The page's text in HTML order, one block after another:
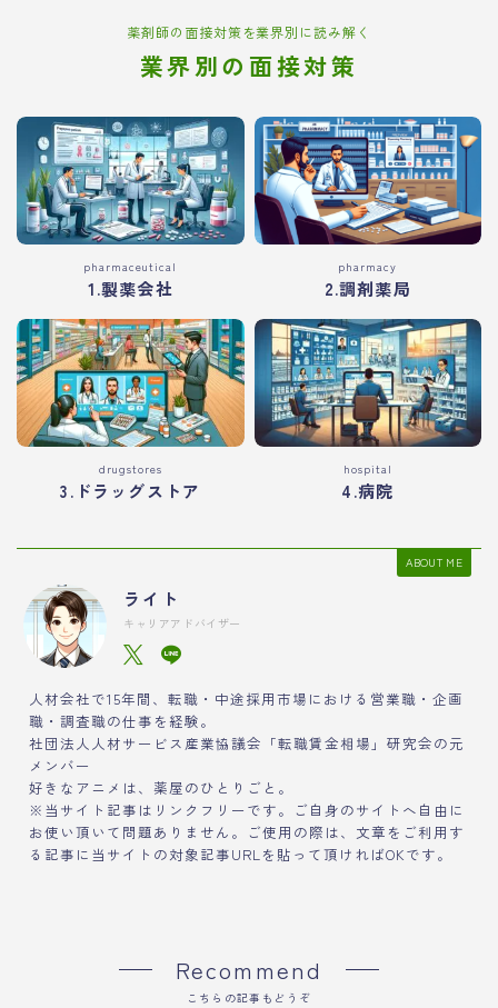
薬剤師の面接対策を業界別に読み解く
業界別の面接対策
pharmaceutical
1.製薬会社
pharmacy
2.調剤薬局
drugstores
3.ドラッグストア
hospital
4.病院
ABOUT ME
ライト
キャリアアドバイザー
人材会社で15年間、転職・中途採用市場における営業職・企画
職・調査職の仕事を経験。
社団法人人材サービス産業協議会「転職賃金相場」研究会の元
メンバー
好きなアニメは、薬屋のひとりごと。
※当サイト記事はリンクフリーです。ご自身のサイトへ自由に
お使い頂いて問題ありません。ご使用の際は、文章をご利用す
る記事に当サイトの対象記事URLを貼って頂ければOKです。
Recommend
こちらの記事もどうぞ